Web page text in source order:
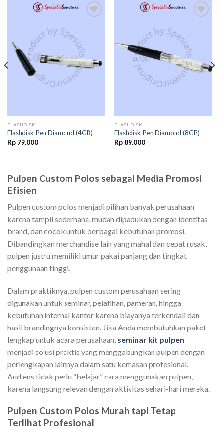
wishlist
FLASHDISK
Flashdisk Pen Diamond (4GB)
Rp79.000
wishlist
FLASHDISK
Flashdisk Pen Diamond (8GB)
Rp89.000
Pulpen Custom Polos sebagai Media Promosi
Efisien
Pulpen custom polos menjadi pilihan banyak perusahaan
karena tampil sederhana, mudah dipadukan dengan identitas
brand, dan cocok untuk berbagai kebutuhan promosi.
Dibandingkan merchandise lain yang mahal dan cepat rusak,
pulpen justru memiliki umur pakai panjang dan tingkat
penggunaan tinggi.
Dalam praktiknya, pulpen custom perusahaan sering
digunakan untuk seminar, pelatihan, pameran, hingga
kebutuhan internal kantor karena biayanya terkendali dan
hasil brandingnya konsisten. Jika Anda membutuhkan paket
lengkap untuk acara perusahaan, seminar kit pulpen
menjadi solusi praktis yang menggabungkan pulpen dengan
perlengkapan lainnya dalam satu kemasan profesional.
Audiens tidak perlu “belajar” cara menggunakan pulpen,
karena langsung relevan dengan aktivitas sehari-hari mereka.
Pulpen Custom Polos Murah tapi Tetap
Terlihat Profesional